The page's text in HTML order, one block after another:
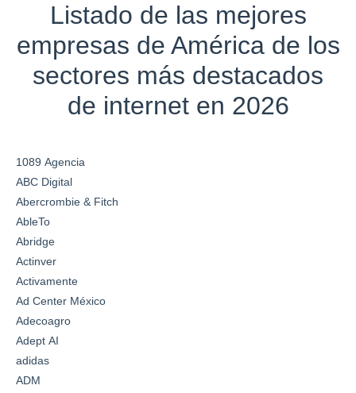
Listado de las mejores
empresas de América de los
sectores más destacados
de internet en 2026
1089 Agencia
ABC Digital
Abercrombie & Fitch
AbleTo
Abridge
Actinver
Activamente
Ad Center México
Adecoagro
Adept AI
adidas
ADM